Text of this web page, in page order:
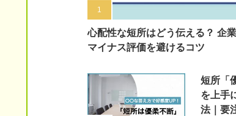
心配性な短所はどう伝える？ 企
マイナス評価を避けるコツ
短所「
を上手
法｜要